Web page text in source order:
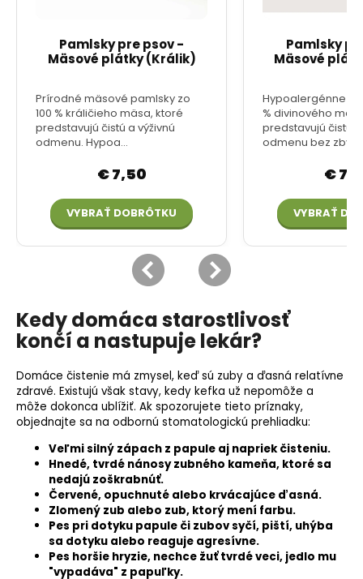
Kedy domáca starostlivosť
končí a nastupuje lekár?
Domáce čistenie má zmysel, keď sú zuby a ďasná relatívne
zdravé. Existujú však stavy, kedy kefka už nepomôže a
môže dokonca ublížiť. Ak spozorujete tieto príznaky,
objednajte sa na odbornú stomatologickú prehliadku:
Veľmi silný zápach z papule aj napriek čisteniu.
Hnedé, tvrdé nánosy zubného kameňa, ktoré sa
nedajú zoškrabnúť.
Červené, opuchnuté alebo krvácajúce ďasná.
Zlomený zub alebo zub, ktorý mení farbu.
Pes pri dotyku papule či zubov syčí, piští, uhýba
sa dotyku alebo reaguje agresívne.
Pes horšie hryzie, nechce žuť tvrdé veci, jedlo mu
"vypadáva" z papuľky.